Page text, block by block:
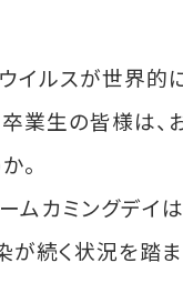
イルスが世界的
卒業生の皆様は、
。
カミングデイは
が続く状況を踏ま